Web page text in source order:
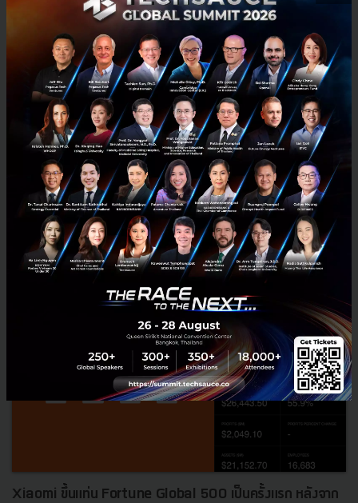
Huawei ขยับขึ้นสู่อันดับที่ 61 ใน Fortune Global 500
Huawei เทคโนโลยี บริษัทด้านโทรคมนาคมยักษ์ใหญ่ของจีน ขยับขึ้นสู่
อันดับที่ 61 จาก 72 เมื่อปี 2017 ที่ผ่านมาจากการจัดอันดับ Fortune
Global 500 โดย Huawei มีมูลค่าแบรนด์ราว 109,000 ล้า...
กรกฎาคม 25, 2019| By
Techsauce Team
PR News Huawei Fortune Global 500
Xiaomi ขึ้นแท่น Fortune Global 500 เป็นครั้งแรก หลังจาก